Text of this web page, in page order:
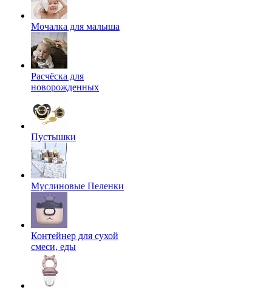
Мочалка для малыша
Расчёска для
новорожденных
Пустышки
Муслиновые Пеленки
Контейнер для сухой
смеси, еды